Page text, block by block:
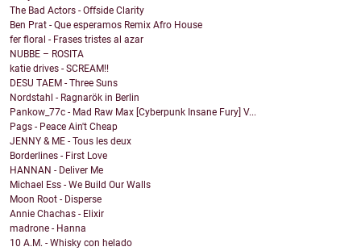
The Bad Actors - Offside Clarity
Ben Prat - Que esperamos Remix Afro House
fer floral - Frases tristes al azar
NUBBE – ROSITA
katie drives - SCREAM!!
DESU TAEM - Three Suns
Nordstahl - Ragnarök in Berlin
Pankow_77c - Mad Raw Max [Cyberpunk Insane Fury] V...
Pags - Peace Ain't Cheap
JENNY & ME - Tous les deux
Borderlines - First Love
HANNAN - Deliver Me
Michael Ess - We Build Our Walls
Moon Root - Disperse
Annie Chachas - Elixir
madrone - Hanna
10 A.M. - Whisky con helado